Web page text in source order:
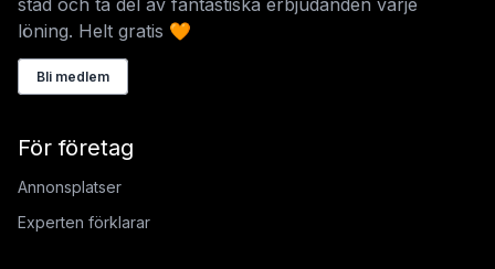
löning. Helt gratis 🧡
Bli medlem
För företag
Annonsplatser
Experten förklarar